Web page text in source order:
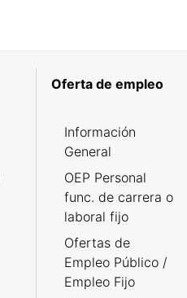
Oferta de empleo
Información
General
OEP Personal
func. de carrera o
laboral fijo
Ofertas de
Empleo Público /
Empleo Fijo